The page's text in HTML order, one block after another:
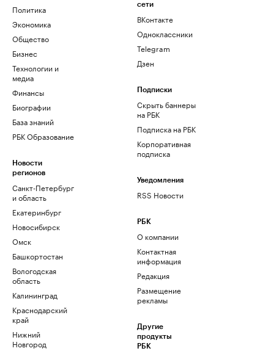
Политика
Экономика
Общество
Бизнес
Технологии и
медиа
Финансы
Биографии
База знаний
РБК Образование
Новости
регионов
Санкт-Петербург
и область
Екатеринбург
Новосибирск
Омск
Башкортостан
Вологодская
область
Калининград
Краснодарский
край
Нижний
Новгород
сети
ВКонтакте
Одноклассники
Telegram
Дзен
Подписки
Скрыть баннеры
на РБК
Подписка на РБК
Корпоративная
подписка
Уведомления
RSS Новости
РБК
О компании
Контактная
информация
Редакция
Размещение
рекламы
Другие
продукты
РБК